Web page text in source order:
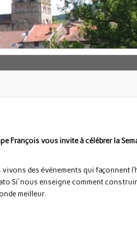
François vous invite à célébrer la
vivons des événements qui façonnent
Si’ nous enseigne comment
meilleur.